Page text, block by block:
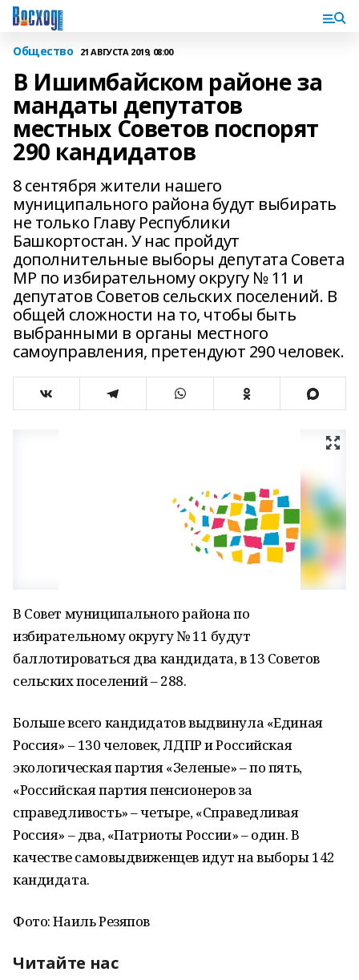
Общество 21 АВГУСТА 2019, 08:00
В Ишимбайском районе за
мандаты депутатов
местных Советов поспорят
290 кандидатов
8 сентября жители нашего
муниципального района будут выбирать
не только Главу Республики
Башкортостан. У нас пройдут
дополнительные выборы депутата Совета
МР по избирательному округу № 11 и
депутатов Советов сельских поселений. В
общей сложности на то, чтобы быть
выбранными в органы местного
самоуправления, претендуют 290 человек.
В Совет муниципального района по
избирательному округу № 11 будут
баллотироваться два кандидата, в 13 Советов
сельских поселений – 288.
Больше всего кандидатов выдвинула «Единая
Россия» – 130 человек, ЛДПР и Российская
экологическая партия «Зеленые» – по пять,
«Российская партия пенсионеров за
справедливость» – четыре, «Справедливая
Россия» – два, «Патриоты России» – один. В
качестве самовыдвиженцев идут на выборы 142
кандидата.
Фото: Наиль Резяпов
Читайте нас